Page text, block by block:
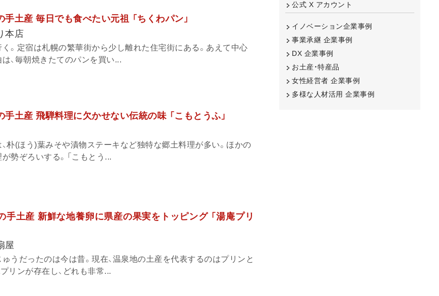
土産 毎日でも食べたい元祖 「ちくわパン」
本店
。定宿は札幌の繁華街から少し離れた住宅街にある。あえて中心
、毎朝焼きたてのパンを買い...
土産 飛騨料理に欠かせない伝統の味 「こもとうふ」
朴(ほう)葉みそや漬物ステーキなど独特な郷土料理が多い。ほかの
勢ぞろいする。「こもとう...
手土産 新鮮な地養卵に県産の果実をトッピング 「湯庵プリ
屋
うだったのは今は昔。現在、温泉地の土産を代表するのはプリンと
リンが存在し、どれも非常...
公式 X アカウント
イノベーション企業事例
事業承継 企業事例
DX 企業事例
お土産・特産品
女性経営者 企業事例
多様な人材活用 企業事例